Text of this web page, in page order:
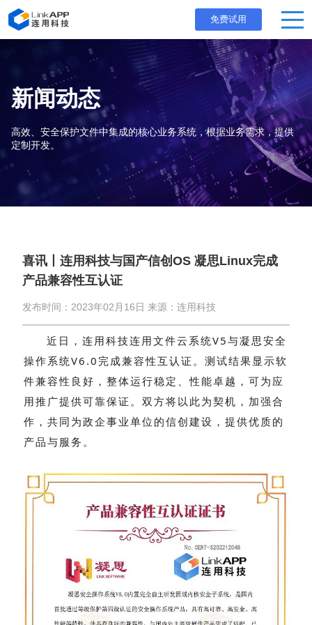
免费试用
新闻动态
高效、安全保护文件中集成的核心业务系统，根据业务需求，提供
定制开发。
喜讯丨连用科技与国产信创OS 凝思Linux完成
产品兼容性互认证
发布时间：2023年02月16日 来源：连用科技
近日，连用科技连用文件云系统V5与凝思安全
操作系统V6.0完成兼容性互认证。测试结果显示软
件兼容性良好，整体运行稳定、性能卓越，可为应
用推广提供可靠保证。双方将以此为契机，加强合
作，共同为政企事业单位的信创建设，提供优质的
产品与服务。